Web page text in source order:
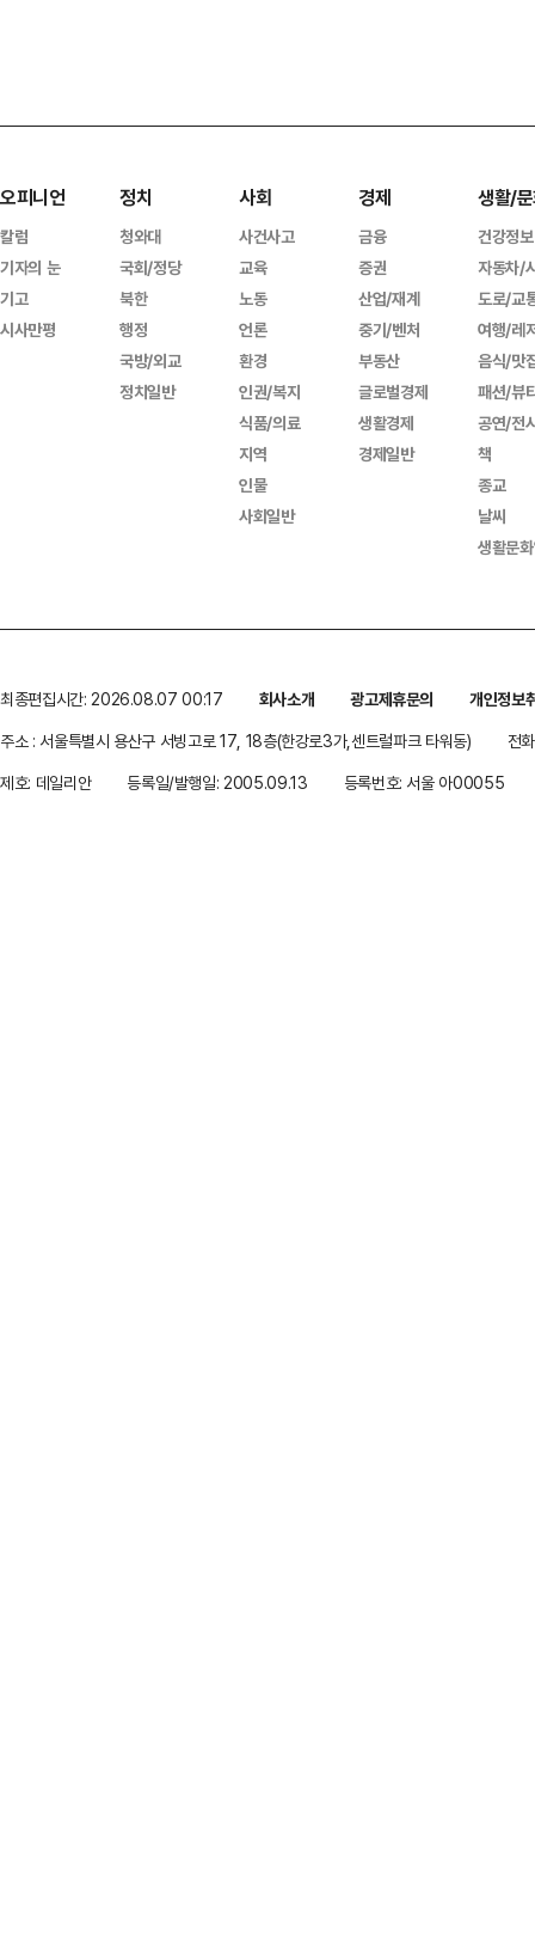
오피니언
칼럼
기자의 눈
기고
시사만평
정치
청와대
국회/정당
북한
행정
국방/외교
정치일반
사회
사건사고
교육
노동
언론
환경
인권/복지
식품/의료
지역
인물
사회일반
경제
금융
증권
산업/재계
중기/벤처
부동산
글로벌경제
생활경제
경제일반
생활/
건강정보
자동차/
도로/교
여행/레
음식/맛
패션/뷰
공연/전
책
종교
날씨
생활문
최종편집시간: 2026.08.07 00:17 회사소개 광고제휴문의
개인정보
주소 : 서울특별시 용산구 서빙고로 17, 18층(한강로3가,센트럴파크 타워동)
전
제호: 데일리안
등록일/발행일: 2005.09.13 등록번호: 서울 아00055